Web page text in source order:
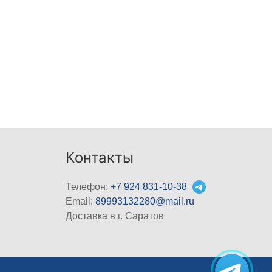
Контакты
Телефон:+7 924 831-10-38
Email:89993132280@mail.ru
Доставка в г. Саратов